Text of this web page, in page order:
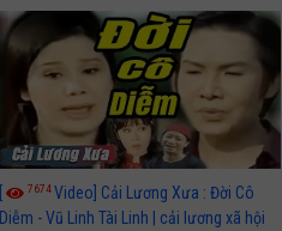
7674Video] Cải Lương Xưa : Đời Cô
Diễm - Vũ Linh Tài Linh | cải lương xã hội